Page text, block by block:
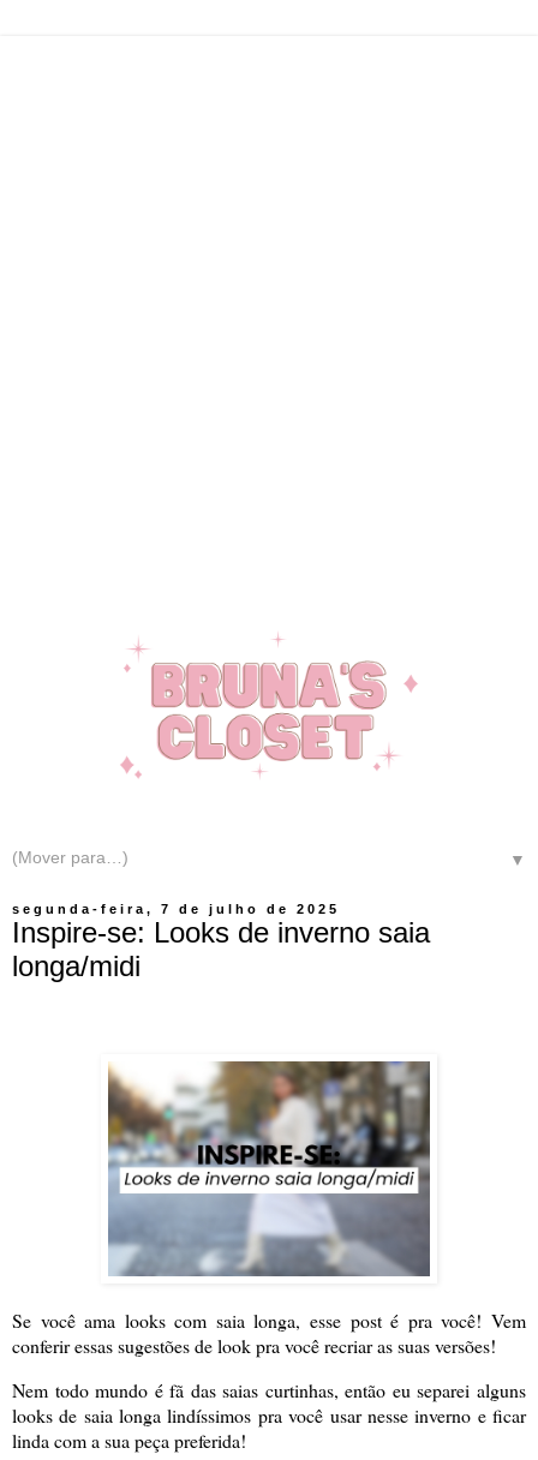
▼
segunda-feira, 7 de julho de 2025
Inspire-se: Looks de inverno saia
longa/midi
Se você ama looks com saia longa, esse post é pra você! Vem
conferir essas sugestões de look pra você recriar as suas versões!
Nem todo mundo é fã das saias curtinhas, então eu separei alguns
looks de saia longa lindíssimos pra você usar nesse inverno e ficar
linda com a sua peça preferida!